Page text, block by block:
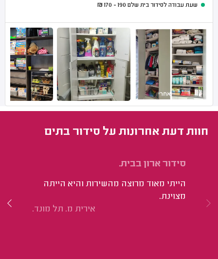
שעת עבודה לסידור בית שלם 190 - 170
₪
חוות דעת אחרונות על סידור בתים
סידור ארון בבית.
הייתי מאוד מרוצה מהשירות והיא הייתה
מצוינת.
אירית מ. תל מונד.